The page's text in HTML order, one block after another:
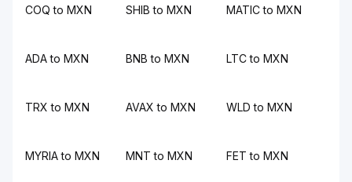
COQ to MXN SHIB to MXN MATIC to MXN
ADA to MXN BNB to MXN LTC to MXN
TRX to MXN AVAX to MXN WLD to MXN
MYRIA to MXN MNT to MXN FET to MXN